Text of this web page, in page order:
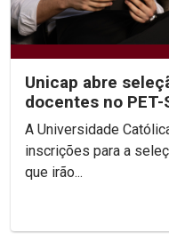
Unicap abre
docentes no PET-
A Universidade
inscrições para a
que irão...